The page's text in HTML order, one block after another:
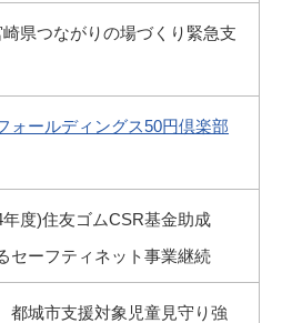
県つながりの場づくり緊急支
ォールディングス50円倶楽部
年度)住友ゴムCSR基金助成
セーフティネット事業継続
城市支援対象児童見守り強